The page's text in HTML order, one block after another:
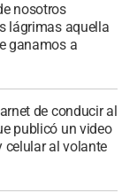
nosotros
lágrimas aquella
ganamos a
de conducir al
publicó un video
celular al volante